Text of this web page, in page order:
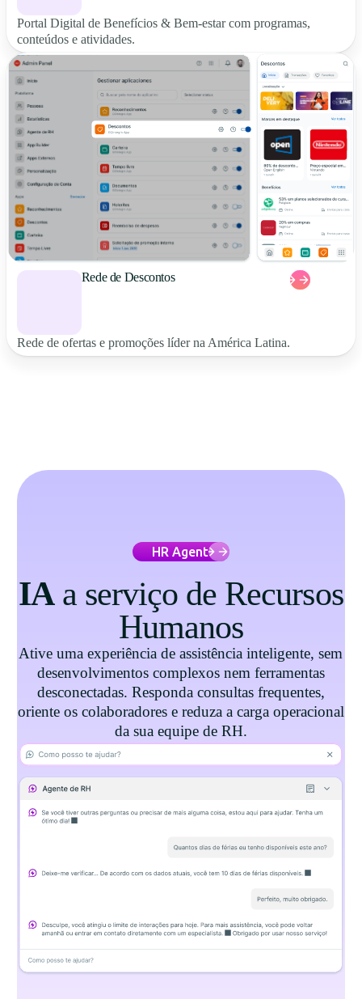
Portal Digital de Benefícios & Bem-estar com programas,
conteúdos e atividades.
Rede de Descontos
Rede de ofertas e promoções líder na América Latina.
HR Agent
IAa serviço de Recursos
Humanos
Ative uma experiência de assistência inteligente, sem
desenvolvimentos complexos nem ferramentas
desconectadas. Responda consultas frequentes,
oriente os colaboradores e reduza a carga operacional
da sua equipe de RH.